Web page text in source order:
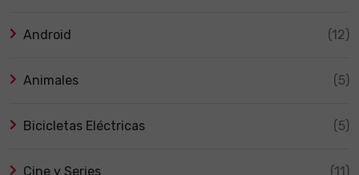
Android (12)
Animales (5)
Bicicletas Eléctricas (5)
Cine y Series (11)